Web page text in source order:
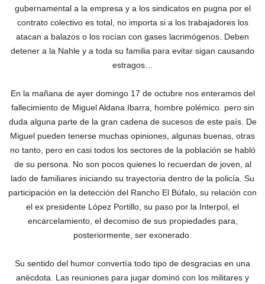
gubernamental a la empresa y a los sindicatos en pugna por el
contrato colectivo es total, no importa si a los trabajadores los
atacan a balazos o los rocían con gases lacrimógenos. Deben
detener a la Nahle y a toda su familia para evitar sigan causando
estragos…
En la mañana de ayer domingo 17 de octubre nos enteramos del
fallecimiento de Miguel Aldana Ibarra, hombre polémico. pero sin
duda alguna parte de la gran cadena de sucesos de este país. De
Miguel pueden tenerse muchas opiniones, algunas buenas, otras
no tanto, pero en casi todos los sectores de la población se habló
de su persona. No son pocos quienes lo recuerdan de joven, al
lado de familiares iniciando su trayectoria dentro de la policía. Su
participación en la detección del Rancho El Búfalo, su relación con
el ex presidente López Portillo, su paso por la Interpol, el
encarcelamiento, el decomiso de sus propiedades para,
posteriormente, ser exonerado.
Su sentido del humor convertía todo tipo de desgracias en una
anécdota. Las reuniones para jugar dominó con los militares y